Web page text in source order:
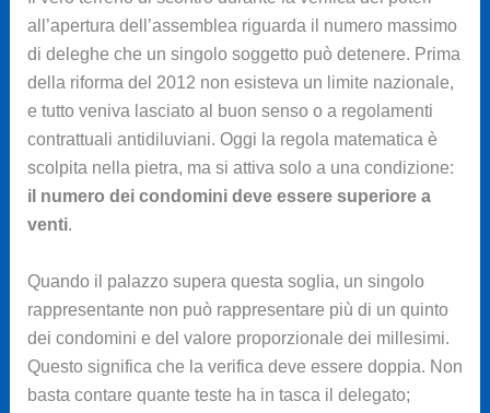
all’apertura dell’assemblea riguarda il numero massimo
di deleghe che un singolo soggetto può detenere. Prima
della riforma del 2012 non esisteva un limite nazionale,
e tutto veniva lasciato al buon senso o a regolamenti
contrattuali antidiluviani. Oggi la regola matematica è
scolpita nella pietra, ma si attiva solo a una condizione:
il numero dei condomini deve essere superiore a
venti.
Quando il palazzo supera questa soglia, un singolo
rappresentante non può rappresentare più di un quinto
dei condomini e del valore proporzionale dei millesimi.
Questo significa che la verifica deve essere doppia. Non
basta contare quante teste ha in tasca il delegato;